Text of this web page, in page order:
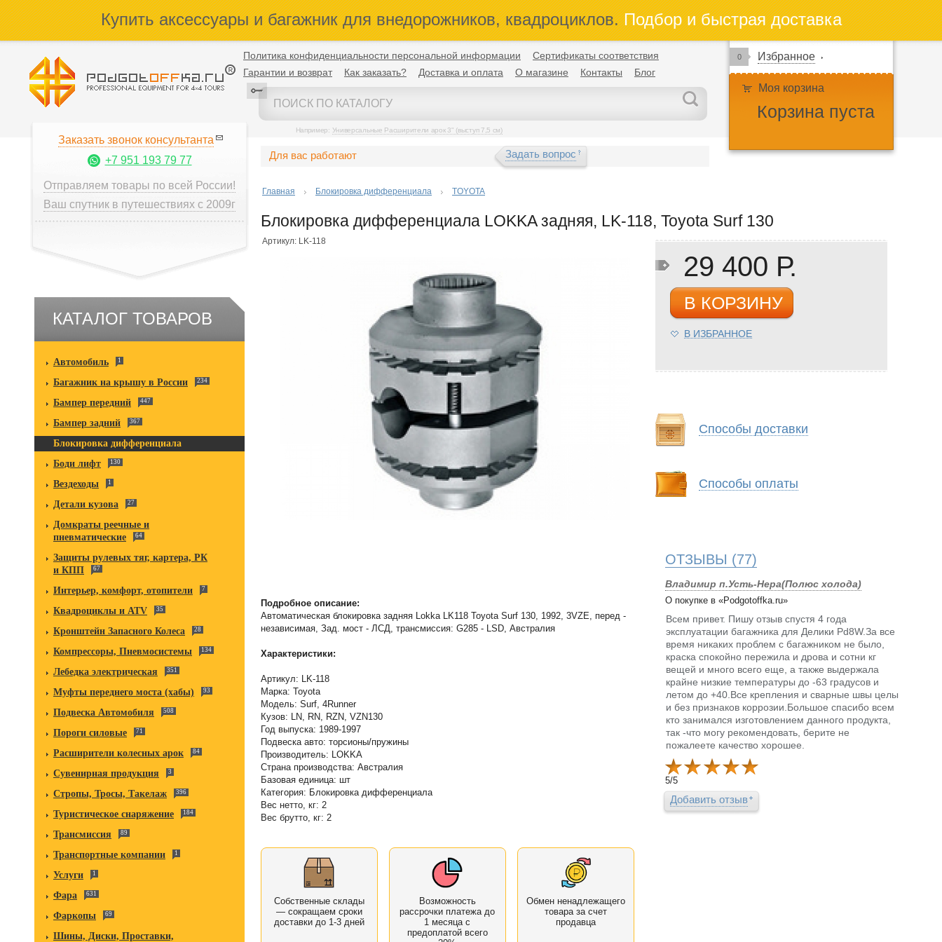
Купить аксессуары и багажник для внедорожников, квадроциклов.Подбор и быстрая доставка
Политика конфиденциальности персональной информации
Сертификаты соответствия
Гарантии и возврат
Как заказать? Доставка и оплата О магазине Контакты Блог
Например: Универсальные Расширители арок 3" (выступ 7,5 см)
0 Избранное
Моя корзина
Корзина пуста
Заказать звонок консультанта
+7 951 193 79 77
Отправляем товары по всей России!
Ваш спутник в путешествиях с 2009г
КАТАЛОГ ТОВАРОВ
Автомобиль 1
Багажник на крышу в России 234
Бампер передний 447
Бампер задний 367
Блокировка дифференциала
Боди лифт
130
Вездеходы 1
Детали кузова 27
Домкраты реечные и
пневматические
64
Защиты рулевых тяг, картера, РК
и КПП
67
Интерьер, комфорт, отопители 7
Квадроциклы и ATV 35
Кронштейн Запасного Колеса 28
Компрессоры, Пневмосистемы 134
Лебедка электрическая 351
Муфты переднего моста (хабы) 93
Подвеска Автомобиля 508
Пороги силовые 71
Расширители колесных арок 84
Сувенирная продукция 3
Стропы, Тросы, Такелаж 396
Туристическое снаряжение 184
Трансмиссия 89
Транспортные компании 1
Услуги 1
Фара 631
Фаркопы 69
Шины, Диски, Проставки,
Для вас работают Задать вопрос
Главная Блокировка дифференциала TOYOTA
Блокировка дифференциала LOKKA задняя, LK-118, Toyota Surf 130
Артикул: LK-118
Подробное описание:
Автоматическая блокировка задняя Lokka LK118 Toyota Surf 130, 1992, 3VZE, перед -
независимая, Зад. мост - ЛСД, трансмиссия: G285 - LSD, Австралия
Характеристики:
Артикул: LK-118
Марка: Toyota
Модель: Surf, 4Runner
Кузов: LN, RN, RZN, VZN130
Год выпуска: 1989-1997
Подвеска авто: торсионы/пружины
Производитель: LOKKA
Страна производства: Австралия
Базовая единица: шт
Категория: Блокировка дифференциала
Вес нетто, кг: 2
Вес брутто, кг: 2
Собственные склады
— сокращаем сроки
доставки до 1-3 дней
Возможность
рассрочки платежа до
1 месяца с
предоплатой всего
Обмен ненадлежащего
товара за счет
продавца
29 400 Р.
В КОРЗИНУ
В ИЗБРАННОЕ
Способы доставки
Способы оплаты
ОТЗЫВЫ (77)
Владимир п.Усть-Нера(Полюс холода)
О покупке в «Podgotoffka.ru»
Всем привет. Пишу отзыв спустя 4 года
эксплуатации багажника для Делики Pd8W.За все
время никаких проблем с багажником не было,
краска спокойно пережила и дрова и сотни кг
вещей и много всего еще, а также выдержала
крайне низкие температуры до -63 градусов и
летом до +40.Все крепления и сварные швы целы
и без признаков коррозии.Большое спасибо всем
кто занимался изготовлением данного продукта,
так -что могу рекомендовать, берите не
пожалеете качество хорошее.
5/5
Добавить отзыв